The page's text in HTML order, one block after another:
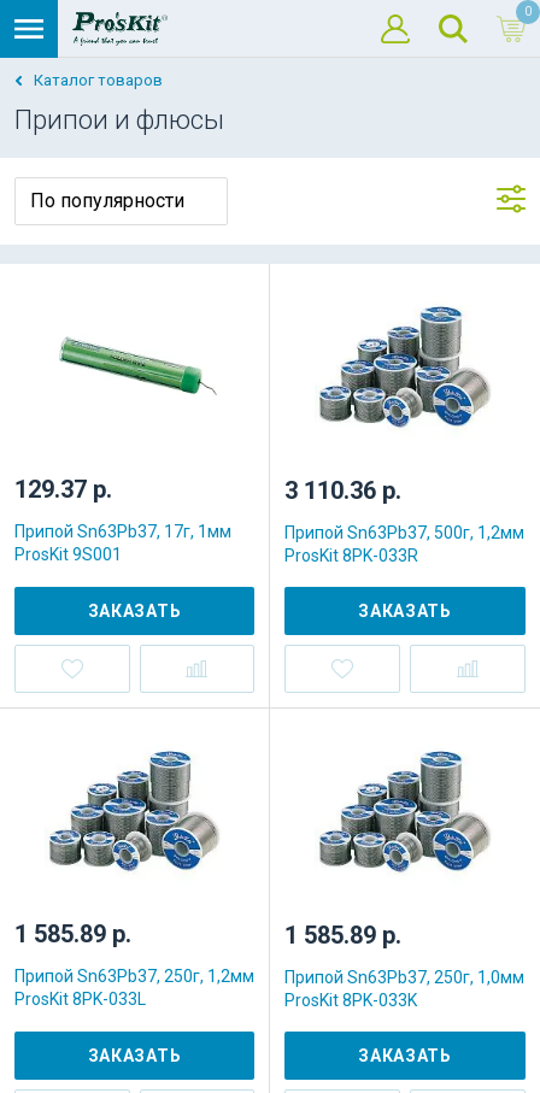
0
Каталог товаров
Припои и флюсы
129.37 р.
Припой Sn63Pb37, 17г, 1мм
ProsKit 9S001
ЗАКАЗАТЬ
3 110.36 р.
Припой Sn63Pb37, 500г, 1,2мм
ProsKit 8PK-033R
ЗАКАЗАТЬ
1 585.89 р.
Припой Sn63Pb37, 250г, 1,2мм
ProsKit 8PK-033L
ЗАКАЗАТЬ
1 585.89 р.
Припой Sn63Pb37, 250г, 1,0мм
ProsKit 8PK-033K
ЗАКАЗАТЬ